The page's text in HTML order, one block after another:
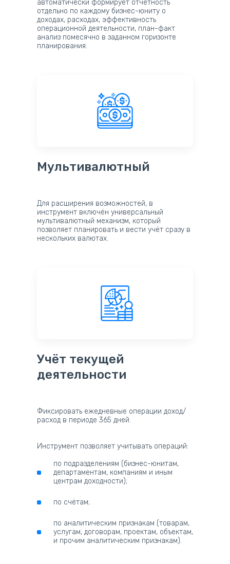
автоматически формирует отчетность
отдельно по каждому бизнес-юниту о
доходах, расходах, эффективность
операционной деятельности, план-факт
анализ помесячно в заданном горизонте
планирования.
Мультивалютный
Для расширения возможностей, в
инструмент включён универсальный
мультивалютный механизм, который
позволяет планировать и вести учёт сразу в
нескольких валютах.
Учёт текущей
деятельности
Фиксировать ежедневные операции доход/
расход в периоде 365 дней.
Инструмент позволяет учитывать операций:
по подразделениям (бизнес-юнитам,
департаментам, компаниям и иным
центрам доходности);
по счётам;
по аналитическим признакам (товарам,
услугам, договорам, проектам, объектам,
и прочим аналитическим признакам).